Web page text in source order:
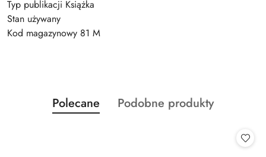
Typ publikacji Książka
Stan używany
Kod magazynowy 81 M
Pomiń karuzelę produktów
Produkty
o
Polecane
Produkty
Podobne produkty